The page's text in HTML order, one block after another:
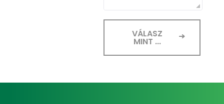
VÁLASZ
MINT ...